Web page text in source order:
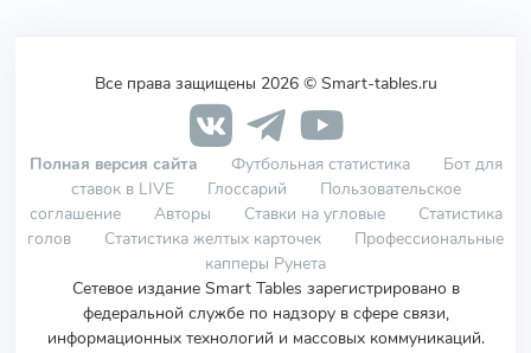
Все права защищены 2026 © Smart-tables.ru
Полная версия сайта Футбольная статистика
Бот для
ставок в LIVE
Глоссарий
Пользовательское
соглашение
Авторы Ставки на угловые
Статистика
голов
Статистика желтых карточек
Профессиональные
капперы Рунета
Сетевое издание Smart Tables зарегистрировано в
федеральной службе по надзору в сфере связи,
информационных технологий и массовых коммуникаций.